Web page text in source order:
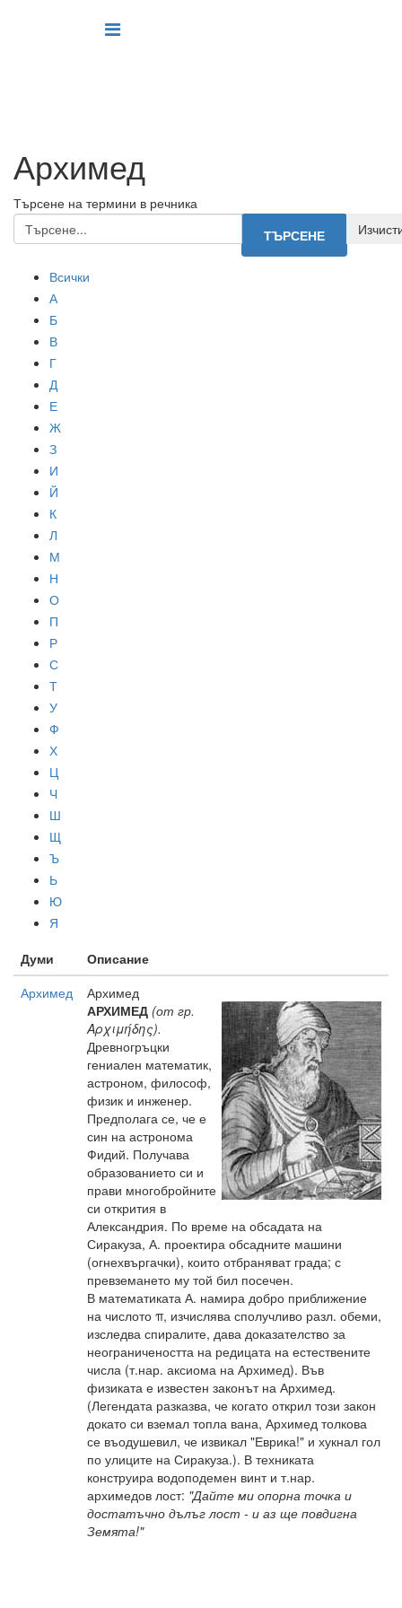
Архимед
Търсене на термини в речника
Всички
А
Б
В
Г
Д
Е
Ж
З
И
Й
К
Л
М
Н
О
П
Р
С
Т
У
Ф
Х
Ц
Ч
Ш
Щ
Ъ
Ь
Ю
Я
Думи
Описание
Архимед
Архимед
АРХИМЕД (от гр.
Αρχιμήδης).
Древногръцки
гениален математик,
астроном, философ,
физик и инженер.
Предполага се, че е
син на астронома
Фидий. Получава
образованието си и
прави многобройните
си открития в
Александрия. По време на обсадата на
Сиракуза, А. проектира обсадните машини
(огнехвъргачки), които отбраняват града; с
превземането му той бил посечен.
В математиката А. намира добро приближение
на числото π, изчислява сполучливо разл. обеми,
изследва спиралите, дава доказателство за
неограничеността на редицата на естествените
числа (т.нар. аксиома на Архимед). Във
физиката е известен законът на Архимед.
(Легендата разказва, че когато открил този закон
докато си вземал топла вана, Архимед толкова
се въодушевил, че извикал "Еврика!" и хукнал гол
по улиците на Сиракуза.). В техниката
конструира водоподемен винт и т.нар.
архимедов лост: "Дайте ми опорна точка и
достатъчно дълъг лост - и аз ще повдигна
Земята!"